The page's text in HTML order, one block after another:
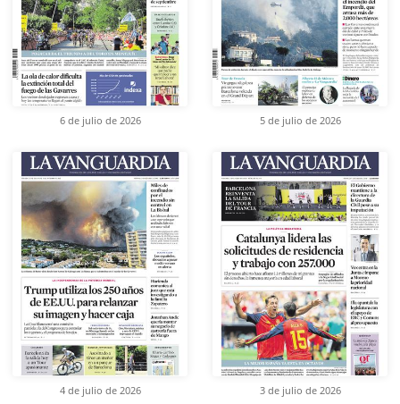
6 de julio de 2026 5 de julio de 2026
4 de julio de 2026 3 de julio de 2026